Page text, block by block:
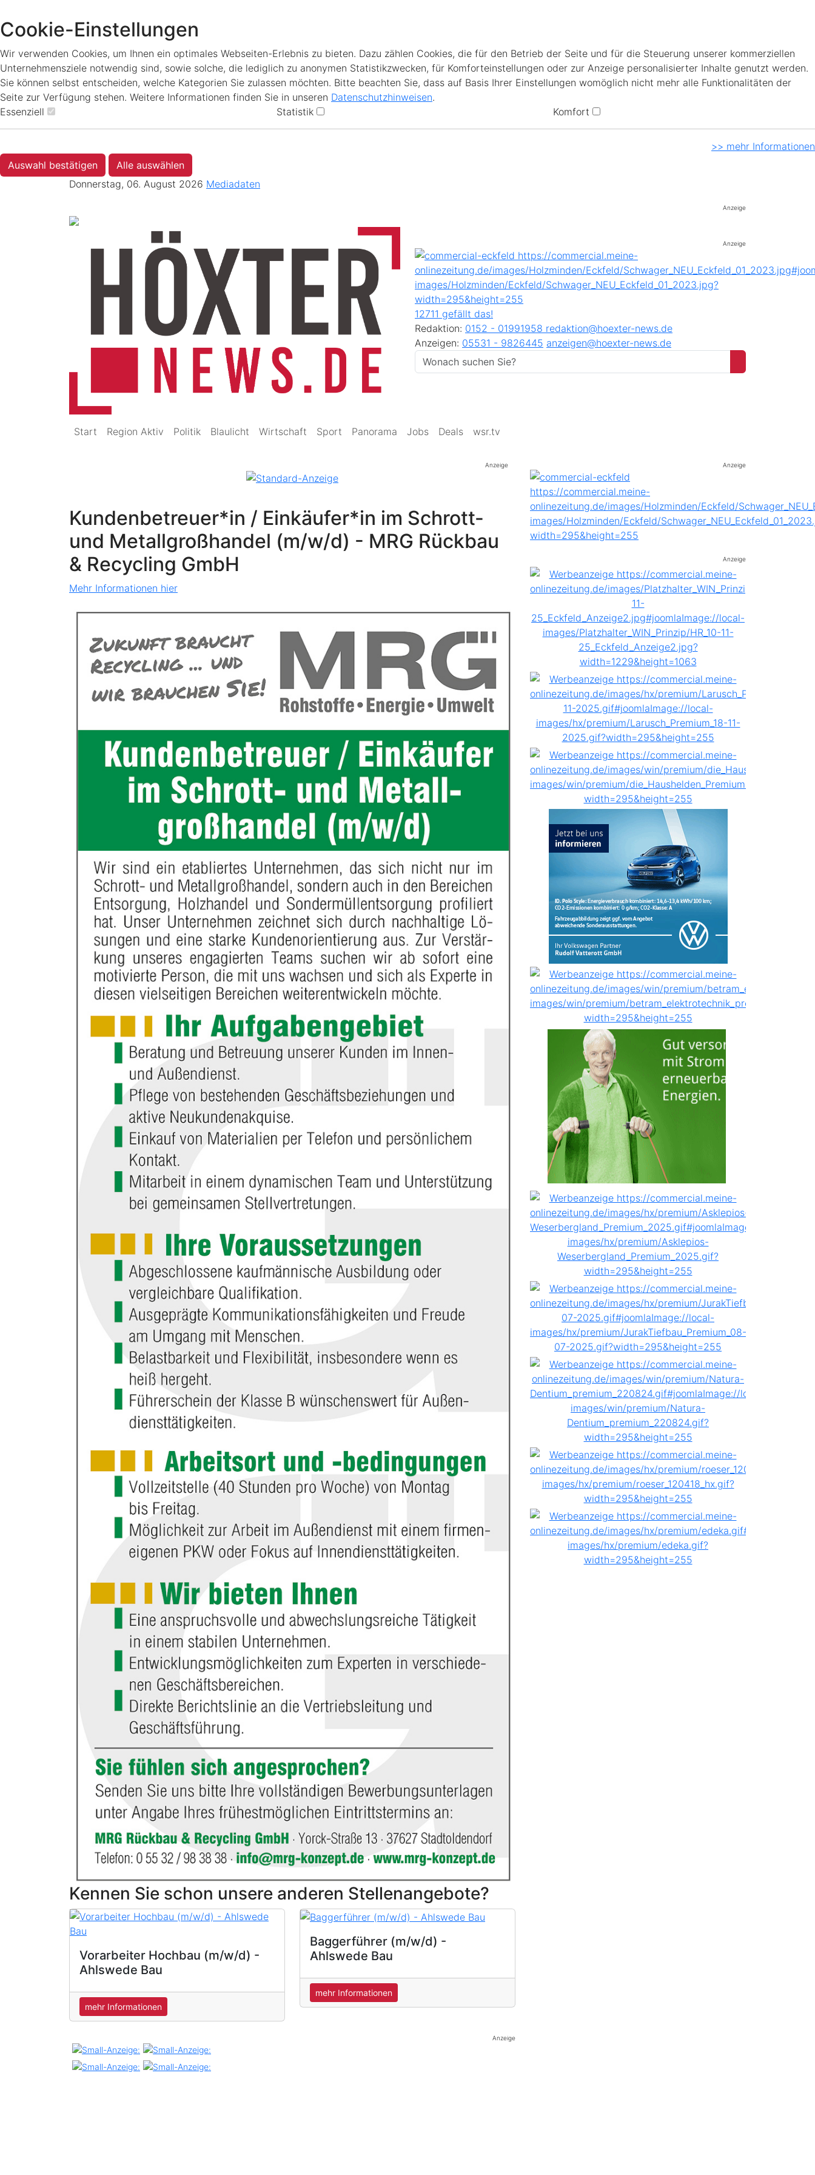
Cookie-Einstellungen
Wir verwenden Cookies, um Ihnen ein optimales Webseiten-Erlebnis zu bieten. Dazu zählen Cookies, die für den Betrieb der Seite und für die Steuerung unserer kommerziellen
Unternehmensziele notwendig sind, sowie solche, die lediglich zu anonymen Statistikzwecken, für Komforteinstellungen oder zur Anzeige personalisierter Inhalte genutzt werden.
Sie können selbst entscheiden, welche Kategorien Sie zulassen möchten. Bitte beachten Sie, dass auf Basis Ihrer Einstellungen womöglich nicht mehr alle Funktionalitäten der
Seite zur Verfügung stehen. Weitere Informationen finden Sie in unseren Datenschutzhinweisen.
Essenziell
Statistik Komfort
>> mehr Informationen
Auswahl bestätigen
Alle auswählen
Donnerstag, 06. August 2026 Mediadaten
Anzeige
Anzeige
12711 gefällt das!
Redaktion: 0152 - 01991958 redaktion@hoexter-news.de
Anzeigen: 05531 - 9826445 anzeigen@hoexter-news.de
Start Region Aktiv Politik Blaulicht Wirtschaft Sport Panorama Jobs Deals wsr.tv
Anzeige
Kundenbetreuer*in / Einkäufer*in im Schrott-
und Metallgroßhandel (m/w/d) - MRG Rückbau
& Recycling GmbH
Mehr Informationen hier
Kennen Sie schon unsere anderen Stellenangebote?
Vorarbeiter Hochbau (m/w/d) -
Ahlswede Bau
mehr Informationen
Baggerführer (m/w/d) -
Ahlswede Bau
mehr Informationen
Anzeige
Anzeige
Anzeige